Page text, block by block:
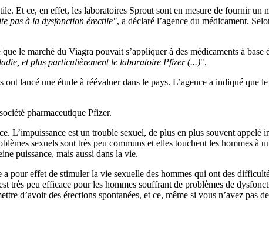
Et ce, en effet, les laboratoires Sprout sont en mesure de fournir un
pas à la dysfonction érectile", a déclaré l’agence du médicament.
le marché du Viagra pouvait s’appliquer à des médicaments à base
et plus particulièrement le laboratoire Pfizer (...)".
lancé une étude à réévaluer dans le pays. L’agence a indiqué que
pharmaceutique Pfizer.
L’impuissance est un trouble sexuel, de plus en plus souvent appelé
sexuels sont très peu communs et elles touchent les hommes à
puissance, mais aussi dans la vie.
pour effet de stimuler la vie sexuelle des hommes qui ont des
très peu efficace pour les hommes souffrant de problèmes de
d’avoir des érections spontanées, et ce, même si vous n’avez pas